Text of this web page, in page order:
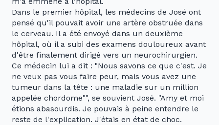
Dans le premier hôpital, les médecins de José ont
pensé qu'il pouvait avoir une artère obstruée dans
le cerveau. Il a été envoyé dans un deuxième
hôpital, où il a subi des examens douloureux avant
d'être finalement dirigé vers un neurochirurgien.
Ce médecin lui a dit : "Nous savons ce que c'est. Je
ne veux pas vous faire peur, mais vous avez une
tumeur dans la tête : une maladie sur un million
appelée chordome"", se souvient José. "Amy et moi
étions abasourdis. Je pouvais à peine entendre le
reste de l'explication. J'étais en état de choc.